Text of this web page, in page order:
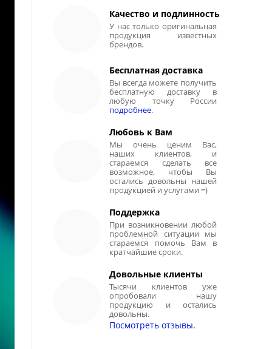
Качество и подлинность
У нас только оригинальная
продукция известных
брендов.
Бесплатная доставка
Вы всегда можете получить
бесплатную доставку в
любую точку России
подробнее.
Любовь к Вам
Мы очень ценим Вас,
наших клиентов, и
стараемся сделать все
возможное, чтобы Вы
остались довольны нашей
продукцией и услугами =)
Поддержка
При возникновении любой
проблемной ситуации мы
стараемся помочь Вам в
кратчайшие сроки.
Довольные клиенты
Тысячи клиентов уже
опробовали нашу
продукцию и остались
довольны.
Посмотреть отзывы.